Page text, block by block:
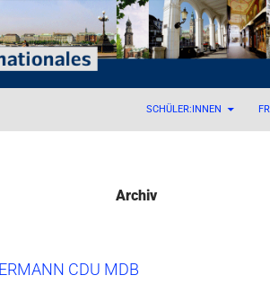
– InternationalesSCHÜLER:INNEN
Archiv
CDU MDB